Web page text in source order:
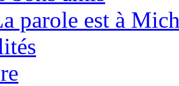
parole est à